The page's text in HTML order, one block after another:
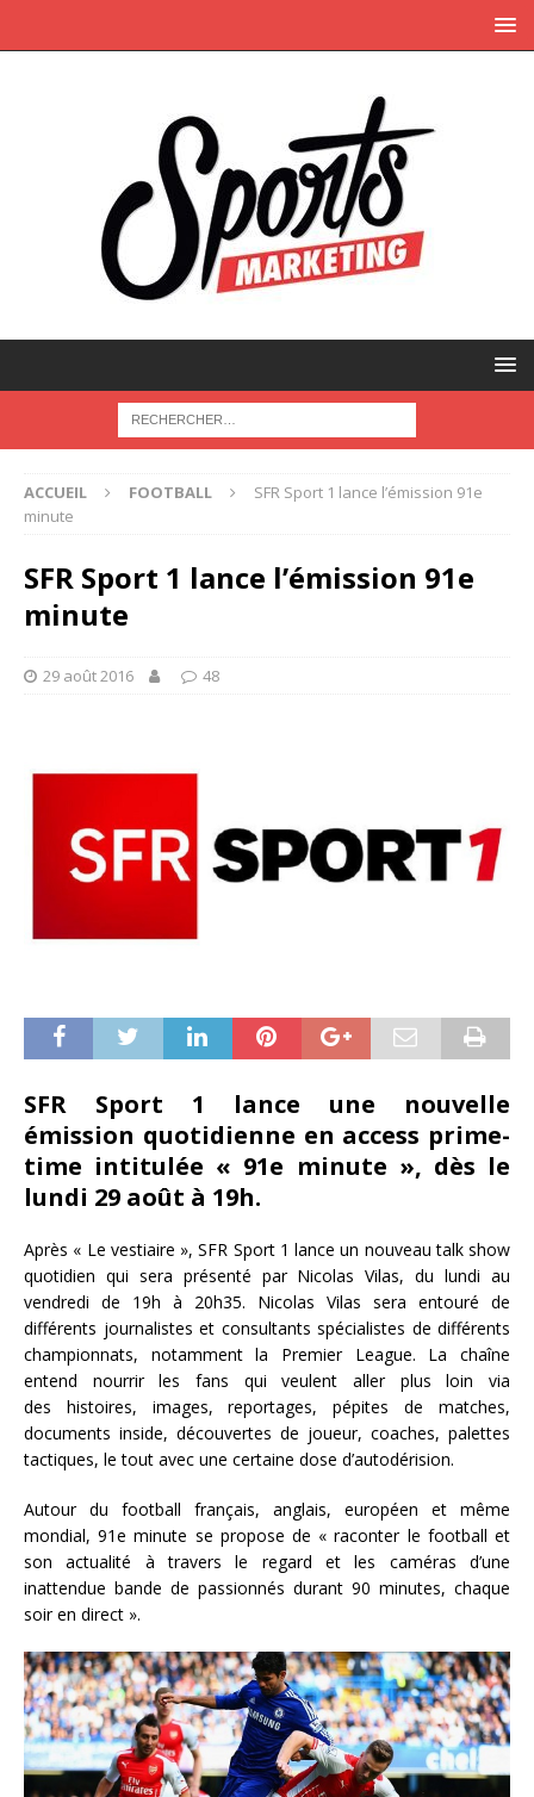
ACCUEIL FOOTBALL
SFR Sport 1 lance l’émission 91e
minute
SFR Sport 1 lance l’émission 91e
minute
29 août 2016 48
SFR Sport 1 lance une nouvelle
émission quotidienne en access prime-
time intitulée « 91e minute », dès le
lundi 29 août à 19h.
Après « Le vestiaire », SFR Sport 1 lance un nouveau talk show
quotidien qui sera présenté par Nicolas Vilas, du lundi au
vendredi de 19h à 20h35. Nicolas Vilas sera entouré de
différents journalistes et consultants spécialistes de différents
championnats, notamment la Premier League. La chaîne
entend nourrir les fans qui veulent aller plus loin via
des histoires, images, reportages, pépites de matches,
documents inside, découvertes de joueur, coaches, palettes
tactiques, le tout avec une certaine dose d’autodérision.
Autour du football français, anglais, européen et même
mondial, 91e minute se propose de « raconter le football et
son actualité à travers le regard et les caméras d’une
inattendue bande de passionnés durant 90 minutes, chaque
soir en direct ».